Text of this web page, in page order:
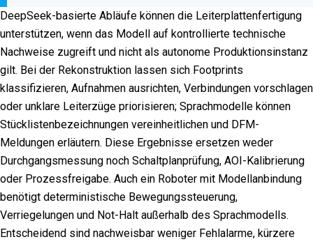
DeepSeek-basierte Abläufe können die Leiterplattenfertigung
unterstützen, wenn das Modell auf kontrollierte technische
Nachweise zugreift und nicht als autonome Produktionsinstanz
gilt. Bei der Rekonstruktion lassen sich Footprints
klassifizieren, Aufnahmen ausrichten, Verbindungen vorschlagen
oder unklare Leiterzüge priorisieren; Sprachmodelle können
Stücklistenbezeichnungen vereinheitlichen und DFM-
Meldungen erläutern. Diese Ergebnisse ersetzen weder
Durchgangsmessung noch Schaltplanprüfung, AOI-Kalibrierung
oder Prozessfreigabe. Auch ein Roboter mit Modellanbindung
benötigt deterministische Bewegungssteuerung,
Verriegelungen und Not-Halt außerhalb des Sprachmodells.
Entscheidend sind nachweisbar weniger Fehlalarme, kürzere